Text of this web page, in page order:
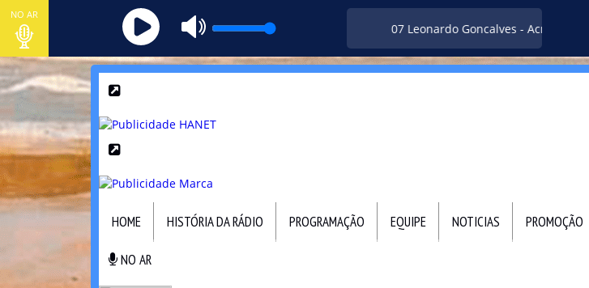
NO AR
07 Leonardo Goncalves - Acredito
HOME HISTÓRIA DA RÁDIO PROGRAMAÇÃO EQUIPE NOTICIAS PROMOÇÃO
NO AR